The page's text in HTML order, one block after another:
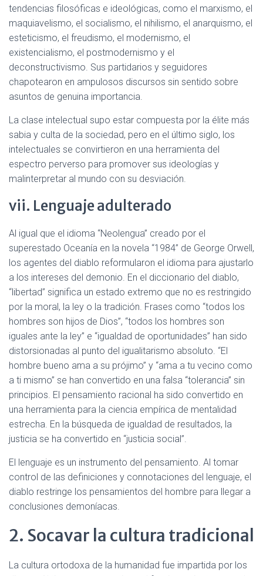
tendencias filosóficas e ideológicas, como el marxismo, el
maquiavelismo, el socialismo, el nihilismo, el anarquismo, el
esteticismo, el freudismo, el modernismo, el
existencialismo, el postmodernismo y el
deconstructivismo. Sus partidarios y seguidores
chapotearon en ampulosos discursos sin sentido sobre
asuntos de genuina importancia.
La clase intelectual supo estar compuesta por la élite más
sabia y culta de la sociedad, pero en el último siglo, los
intelectuales se convirtieron en una herramienta del
espectro perverso para promover sus ideologías y
malinterpretar al mundo con su desviación.
vii. Lenguaje adulterado
Al igual que el idioma “Neolengua” creado por el
superestado Oceanía en la novela “1984” de George Orwell,
los agentes del diablo reformularon el idioma para ajustarlo
a los intereses del demonio. En el diccionario del diablo,
“libertad” significa un estado extremo que no es restringido
por la moral, la ley o la tradición. Frases como “todos los
hombres son hijos de Dios”, “todos los hombres son
iguales ante la ley” e “igualdad de oportunidades” han sido
distorsionadas al punto del igualitarismo absoluto. “El
hombre bueno ama a su prójimo” y “ama a tu vecino como
a ti mismo” se han convertido en una falsa “tolerancia” sin
principios. El pensamiento racional ha sido convertido en
una herramienta para la ciencia empírica de mentalidad
estrecha. En la búsqueda de igualdad de resultados, la
justicia se ha convertido en “justicia social”.
El lenguaje es un instrumento del pensamiento. Al tomar
control de las definiciones y connotaciones del lenguaje, el
diablo restringe los pensamientos del hombre para llegar a
conclusiones demoníacas.
2. Socavar la cultura tradicional
La cultura ortodoxa de la humanidad fue impartida por los